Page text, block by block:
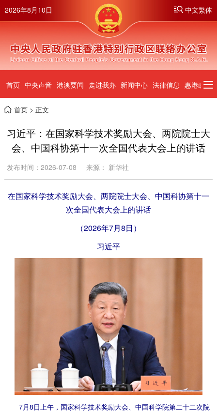
2026年8月10日 中文繁体
首页 中央声音 港澳要闻 走进我办 新闻中心 法律信息 惠港政策
首页> 正文
习近平：在国家科学技术奖励大会、两院院士大
会、中国科协第十一次全国代表大会上的讲话
发布时间：2026-07-08 来源： 新华社
在国家科学技术奖励大会、两院院士大会、中国科协第十一
次全国代表大会上的讲话
（2026年7月8日）
习近平
7月8日上午，国家科学技术奖励大会、中国科学院第二十二次院